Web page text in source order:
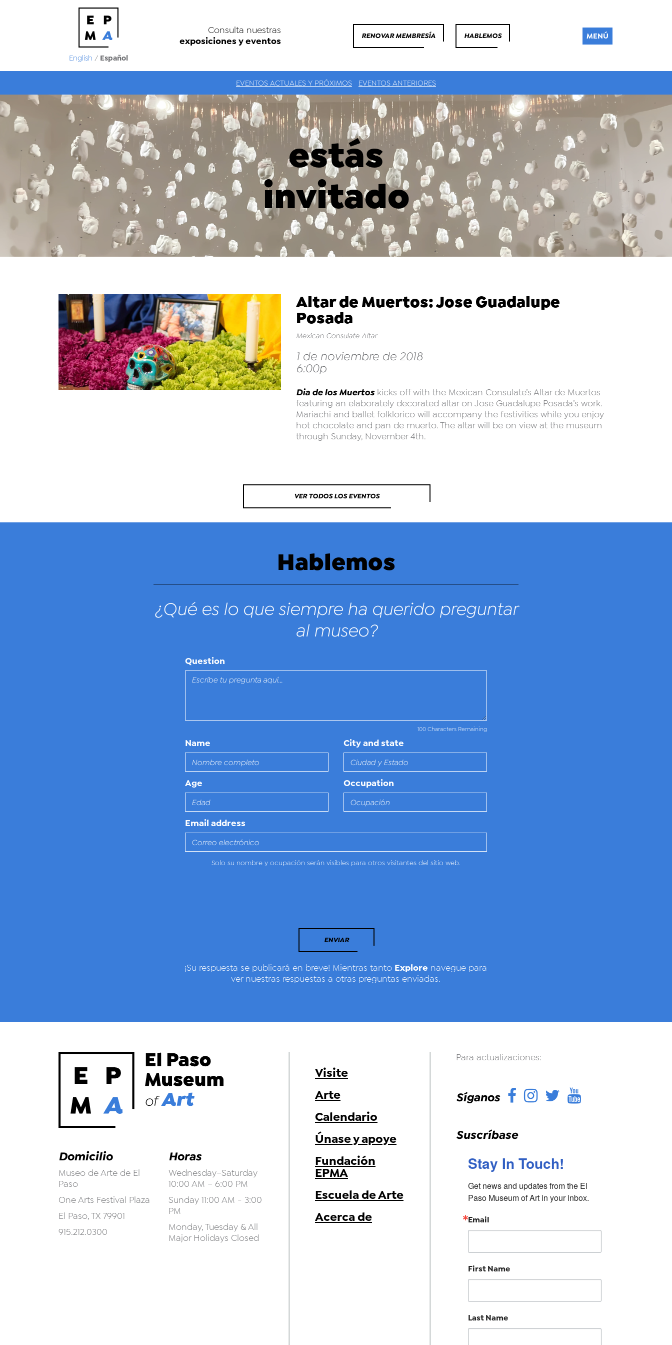
English / Español
Consulta nuestras
exposiciones y eventos RENOVAR MEMBRESÍA HABLEMOS MENÚ
EVENTOS ACTUALES Y PRÓXIMOS EVENTOS ANTERIORES
estás
invitado
Altar de Muertos: Jose Guadalupe
Posada
Mexican Consulate Altar
1 de noviembre de 2018
6:00p
Dia de los Muertoskicks off with the Mexican Consulate’s Altar de Muertos
featuring an elaborately decorated altar on Jose Guadalupe Posada’s work.
Mariachi and ballet folklorico will accompany the festivities while you enjoy
hot chocolate and pan de muerto. The altar will be on view at the museum
through Sunday, November 4th.
VER TODOS LOS EVENTOS
Hablemos
¿Qué es lo que siempre ha querido preguntar
al museo?
Question
100 Characters Remaining
Name City and state
Age Occupation
Email address
Solo su nombre y ocupación serán visibles para otros visitantes del sitio web.
ENVIAR
¡Su respuesta se publicará en breve! Mientras tanto Explore navegue para
ver nuestras respuestas a otras preguntas enviadas.
Domicilio
Museo de Arte de El
Paso
One Arts Festival Plaza
El Paso, TX 79901
915.212.0300
Horas
Wednesday–Saturday
10:00 AM – 6:00 PM
Sunday 11:00 AM - 3:00
PM
Monday, Tuesday & All
Major Holidays Closed
Visite
Arte
Calendario
Únase y apoye
Fundación
EPMA
Escuela de Arte
Acerca de
Para actualizaciones:
Síganos Facebook
Instagram
Twitter
YouTube
Suscríbase
Stay In Touch!
Get news and updates from the El
Paso Museum of Art in your inbox.
Email
First Name
Last Name